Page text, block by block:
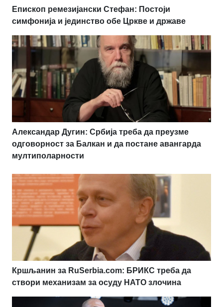
Епископ ремезијански Стефан: Постоји
симфонија и јединство обе Цркве и државе
Александар Дугин: Србија треба да преузме
одговорност за Балкан и да постане авангарда
мултиполарности
Кршљанин за RuSerbia.com: БРИКС треба да
створи механизам за осуду НАТО злочина